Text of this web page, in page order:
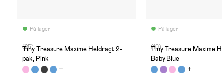
På lager
(25)
Tiny Treasure Maxime Heldragt 2-
pak, Pink
På lager
(10)
Tiny Treasure Maxime
Baby Blue